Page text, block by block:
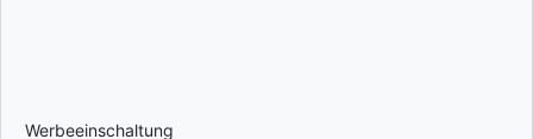
Werbeeinschaltung